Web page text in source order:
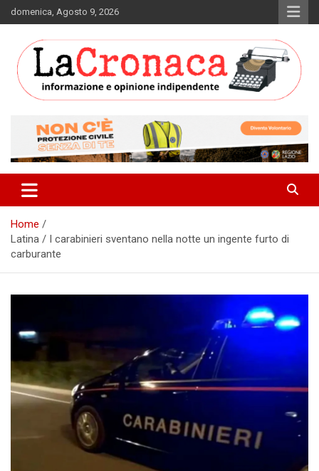
Skip
to
domenica, Agosto 9, 2026
La Cronaca Quotidiano
Home
Latina / I carabinieri sventano nella notte un ingente furto di
carburante